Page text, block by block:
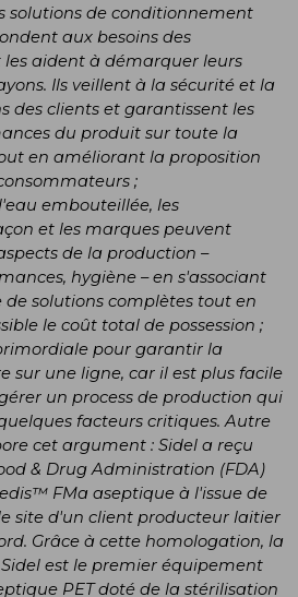
solutions de conditionnement
aux besoins des
aident à démarquer leurs
Ils veillent à la sécurité et la
des clients et garantissent les
du produit sur toute la
en améliorant la proposition
;
embouteillée, les
et les marques peuvent
de la production –
hygiène – en s'associant
solutions complètes tout en
le coût total de possession ;
pour garantir la
sur une ligne, car il est plus facile
un process de production qui
facteurs critiques. Autre
cet argument : Sidel a reçu
& Drug Administration (FDA)
FMa aseptique à l'issue de
site d'un client producteur laitier
Grâce à cette homologation, la
est le premier équipement
PET doté de la stérilisation